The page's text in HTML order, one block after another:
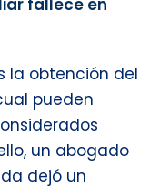
la obtención del
pueden
un abogado
dejó un